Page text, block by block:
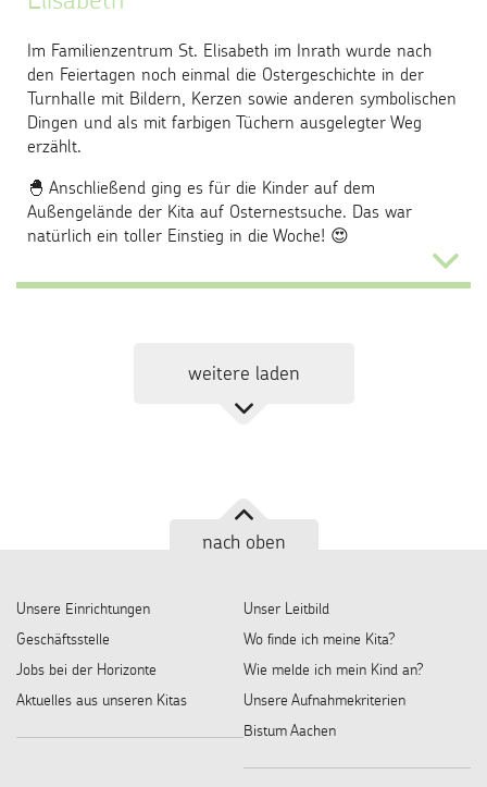
Im Familienzentrum St. Elisabeth im Inrath wurde nach
den Feiertagen noch einmal die Ostergeschichte in der
Turnhalle mit Bildern, Kerzen sowie anderen symbolischen
Dingen und als mit farbigen Tüchern ausgelegter Weg
erzählt.
🐣 Anschließend ging es für die Kinder auf dem
Außengelände der Kita auf Osternestsuche. Das war
natürlich ein toller Einstieg in die Woche! 😍
...
weitere laden
nach oben
Unsere Einrichtungen
Geschäftsstelle
Jobs bei der Horizonte
Aktuelles aus unseren Kitas
Unser Leitbild
Wo finde ich meine Kita?
Wie melde ich mein Kind an?
Unsere Aufnahmekriterien
Bistum Aachen